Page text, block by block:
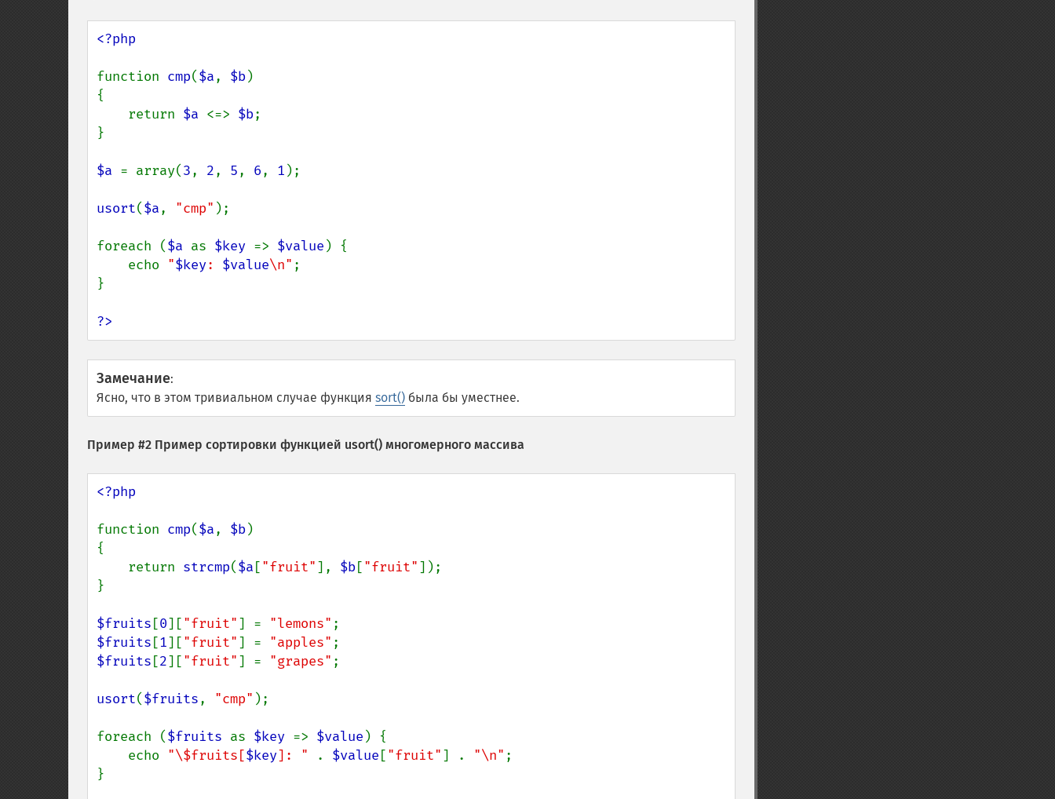
<?php
function cmp($a, $b)
{
    return
$a <=> $b;
}
$a = array(3, 2, 5, 6, 1 );
usort($a, "cmp" );
foreach ($a as $key => $value ) {
    echo
"$key: $value\n" ;
}
?>
Замечание:
Ясно, что в этом тривиальном случае функция sort() была бы уместнее.
Пример #2 Пример сортировки функцией usort() многомерного массива
<?php
function cmp($a, $b)
{
    return
strcmp($a ["fruit"], $b["fruit"]);
}
$fruits [0]["fruit"] = "lemons"
$fruits [1]["fruit"] = "apples"
$fruits [2]["fruit"] = "grapes" ;
usort($fruits, "cmp" );
foreach ($fruits as $key => $value ) {
    echo
"\$fruits[$key]: " . $value ["fruit"] . "\n" ;
}